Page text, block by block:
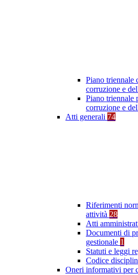
Piano triennale
corruzione e
Piano triennale
corruzione e
Atti generali 74
Riferimenti
attività 28
Atti
Documenti di
gestionale 1
Statuti e leggi
Codice
Oneri informativi per